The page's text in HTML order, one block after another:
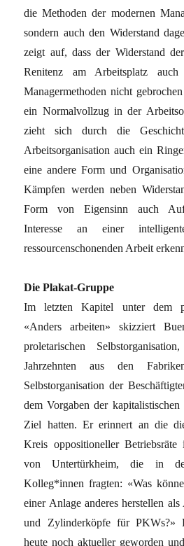
die Methoden der modernen
sondern auch den Widerstand
zeigt auf, dass der Widerstand
Renitenz am Arbeitsplatz
Managermethoden nicht
ein Normalvollzug in der
zieht sich durch die
Arbeitsorganisation auch ein
eine andere Form und
Kämpfen werden neben
Form von Eigensinn auch
Interesse an einer
ressourcenschonenden Arbeit
Die Plakat-Gruppe
Im letzten Kapitel unter dem
«Anders arbeiten» skizziert
proletarischen
Jahrzehnten aus den
Selbstorganisation der
dem Vorgaben der
Ziel hatten. Er erinnert an die
Kreis oppositioneller
von Untertürkheim, die in
Kolleg*innen fragten: «Was
einer Anlage anderes herstellen
und Zylinderköpfe für PKWs?»
heute noch aktueller geworden